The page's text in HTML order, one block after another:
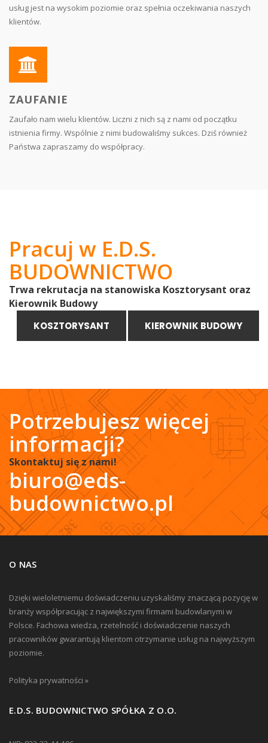
usług jest na wysokim poziomie oraz spełnia oczekiwania naszych
klientów.
ZAUFANIE
Zaufało nam wielu klientów. Liczni z nich są z nami od początku
istnienia firmy. Wspólnie z nimi budowaliśmy sukces. Dziś również
Państwa zapraszamy do współpracy.
Pracuj w E.D.S.
BUDOWNICTWO
Trwa rekrutacja na stanowiska Kosztorysant oraz
Kierownik Budowy
KOSZTORYSANT KIEROWNIK BUDOWY
Potrzebujesz więcej
informacji?
Skontaktuj się z nami!
biuro@eds-
budownictwo.pl
O NAS
Dzięki wieloletniemu doświadczeniu uzyskaliśmy znaczącą pozycję w
branży współpracując z największymi firmami budowlanymi w
Polsce. Fachowa wiedza, rzetelność i doświadczenie naszych
pracowników gwarantują klientom otrzymanie usług na najwyższym
poziomie.
Polityka prywatności »
E.D.S. BUDOWNICTWO SPÓŁKA Z O.O.